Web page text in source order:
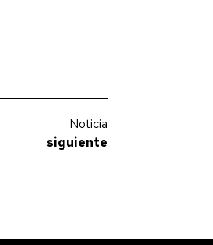
Noticia
siguiente